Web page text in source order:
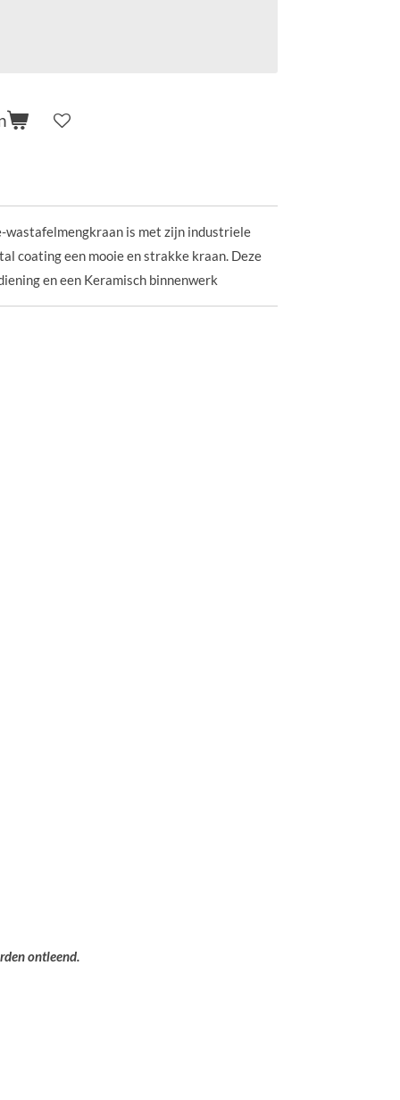
wastafelmengkraan is met zijn industriele
coating een mooie en strakke kraan. Deze
en een Keramisch binnenwerk
ontleend.